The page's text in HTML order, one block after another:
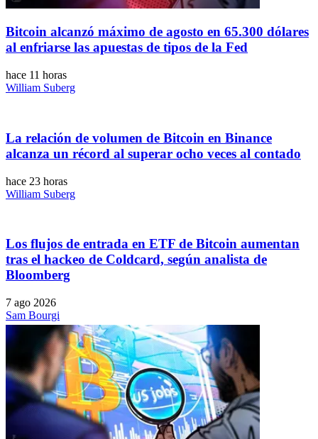
Bitcoin alcanzó máximo de agosto en 65.300 dólares
al enfriarse las apuestas de tipos de la Fed
hace 11 horas
William Suberg
La relación de volumen de Bitcoin en Binance
alcanza un récord al superar ocho veces al contado
hace 23 horas
William Suberg
Los flujos de entrada en ETF de Bitcoin aumentan
tras el hackeo de Coldcard, según analista de
Bloomberg
7 ago 2026
Sam Bourgi